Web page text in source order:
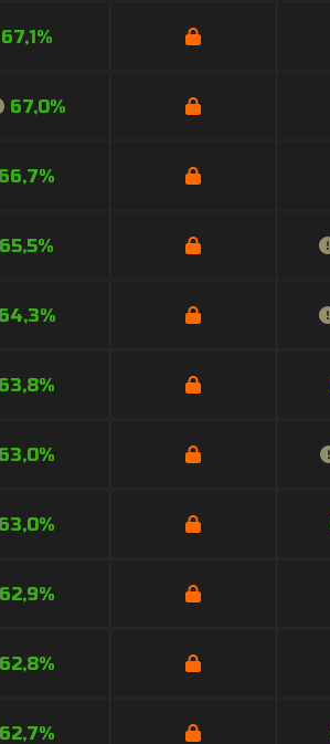
67,1%
67,0%
66,7%
65,5%
64,3%
63,8%
63,0%
63,0%
62,9%
62,8%
62,7%